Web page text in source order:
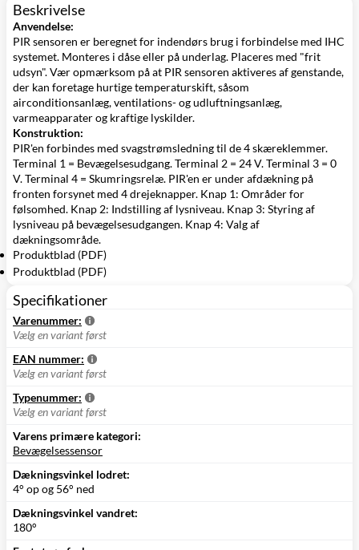
Beskrivelse
Anvendelse:
PIR sensoren er beregnet for indendørs brug i forbindelse med IHC
systemet. Monteres i dåse eller på underlag. Placeres med "frit
udsyn". Vær opmærksom på at PIR sensoren aktiveres af genstande,
der kan foretage hurtige temperaturskift, såsom
airconditionsanlæg, ventilations- og udluftningsanlæg,
varmeapparater og kraftige lyskilder.
Konstruktion:
PIR'en forbindes med svagstrømsledning til de 4 skæreklemmer.
Terminal 1 = Bevægelsesudgang. Terminal 2 = 24 V. Terminal 3 = 0
V. Terminal 4 = Skumringsrelæ. PIR'en er under afdækning på
fronten forsynet med 4 drejeknapper. Knap 1: Områder for
følsomhed. Knap 2: Indstilling af lysniveau. Knap 3: Styring af
lysniveau på bevægelsesudgangen. Knap 4: Valg af
dækningsområde.
Produktblad (PDF)
Produktblad (PDF)
Specifikationer
Varenummer:
Vælg en variant først
EAN nummer:
Vælg en variant først
Typenummer:
Vælg en variant først
Varens primære kategori:
Bevægelsessensor
Dækningsvinkel lodret:
4° op og 56° ned
Dækningsvinkel vandret:
180°